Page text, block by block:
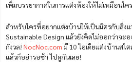
เพิ่มบรรยากาศในการแต่งห้องให้ไม่เหมือนใคร
สำหรับใครที่อยากแต่งบ้านให้เป็นมิตรกับสิ่ง
Sustainable Design แล้วยังคิดไม่ออกว่าจะ
กังวล! NocNoc.com มี 10 ไอเดียแต่งบ้านสไ
แล้วก็อย่ารอช้า ไปดูกันเลย!